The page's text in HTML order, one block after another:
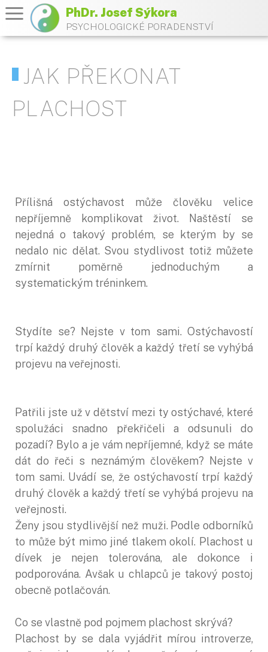
PhDr. Josef Sýkora
PSYCHOLOGICKÉ PORADENSTVÍ
JAK PŘEKONAT
PLACHOST
Přílišná ostýchavost může člověku velice
nepříjemně komplikovat život. Naštěstí se
nejedná o takový problém, se kterým by se
nedalo nic dělat. Svou stydlivost totiž můžete
zmírnit poměrně jednoduchým a
systematickým tréninkem.
Stydíte se? Nejste v tom sami. Ostýchavostí
trpí každý druhý člověk a každý třetí se vyhýbá
projevu na veřejnosti.
Patřili jste už v dětství mezi ty ostýchavé, které
spolužáci snadno překřičeli a odsunuli do
pozadí? Bylo a je vám nepříjemné, když se máte
dát do řeči s neznámým člověkem? Nejste v
tom sami. Uvádí se, že ostýchavostí trpí každý
druhý člověk a každý třetí se vyhýbá projevu na
veřejnosti.
Ženy jsou stydlivější než muži. Podle odborníků
to může být mimo jiné tlakem okolí. Plachost u
dívek je nejen tolerována, ale dokonce i
podporována. Avšak u chlapců je takový postoj
obecně potlačován.
Co se vlastně pod pojmem plachost skrývá?
Plachost by se dala vyjádřit mírou introverze,